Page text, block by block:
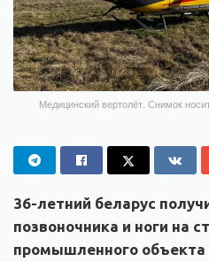
Медицинский вертолёт. Снимок
36-летний беларус
позвоночника и ноги на
промышленного